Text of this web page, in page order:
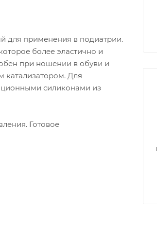
для применения в подиатрии.
более эластично и
при ношении в обуви и
катализатором. Для
силиконами из
Готовое